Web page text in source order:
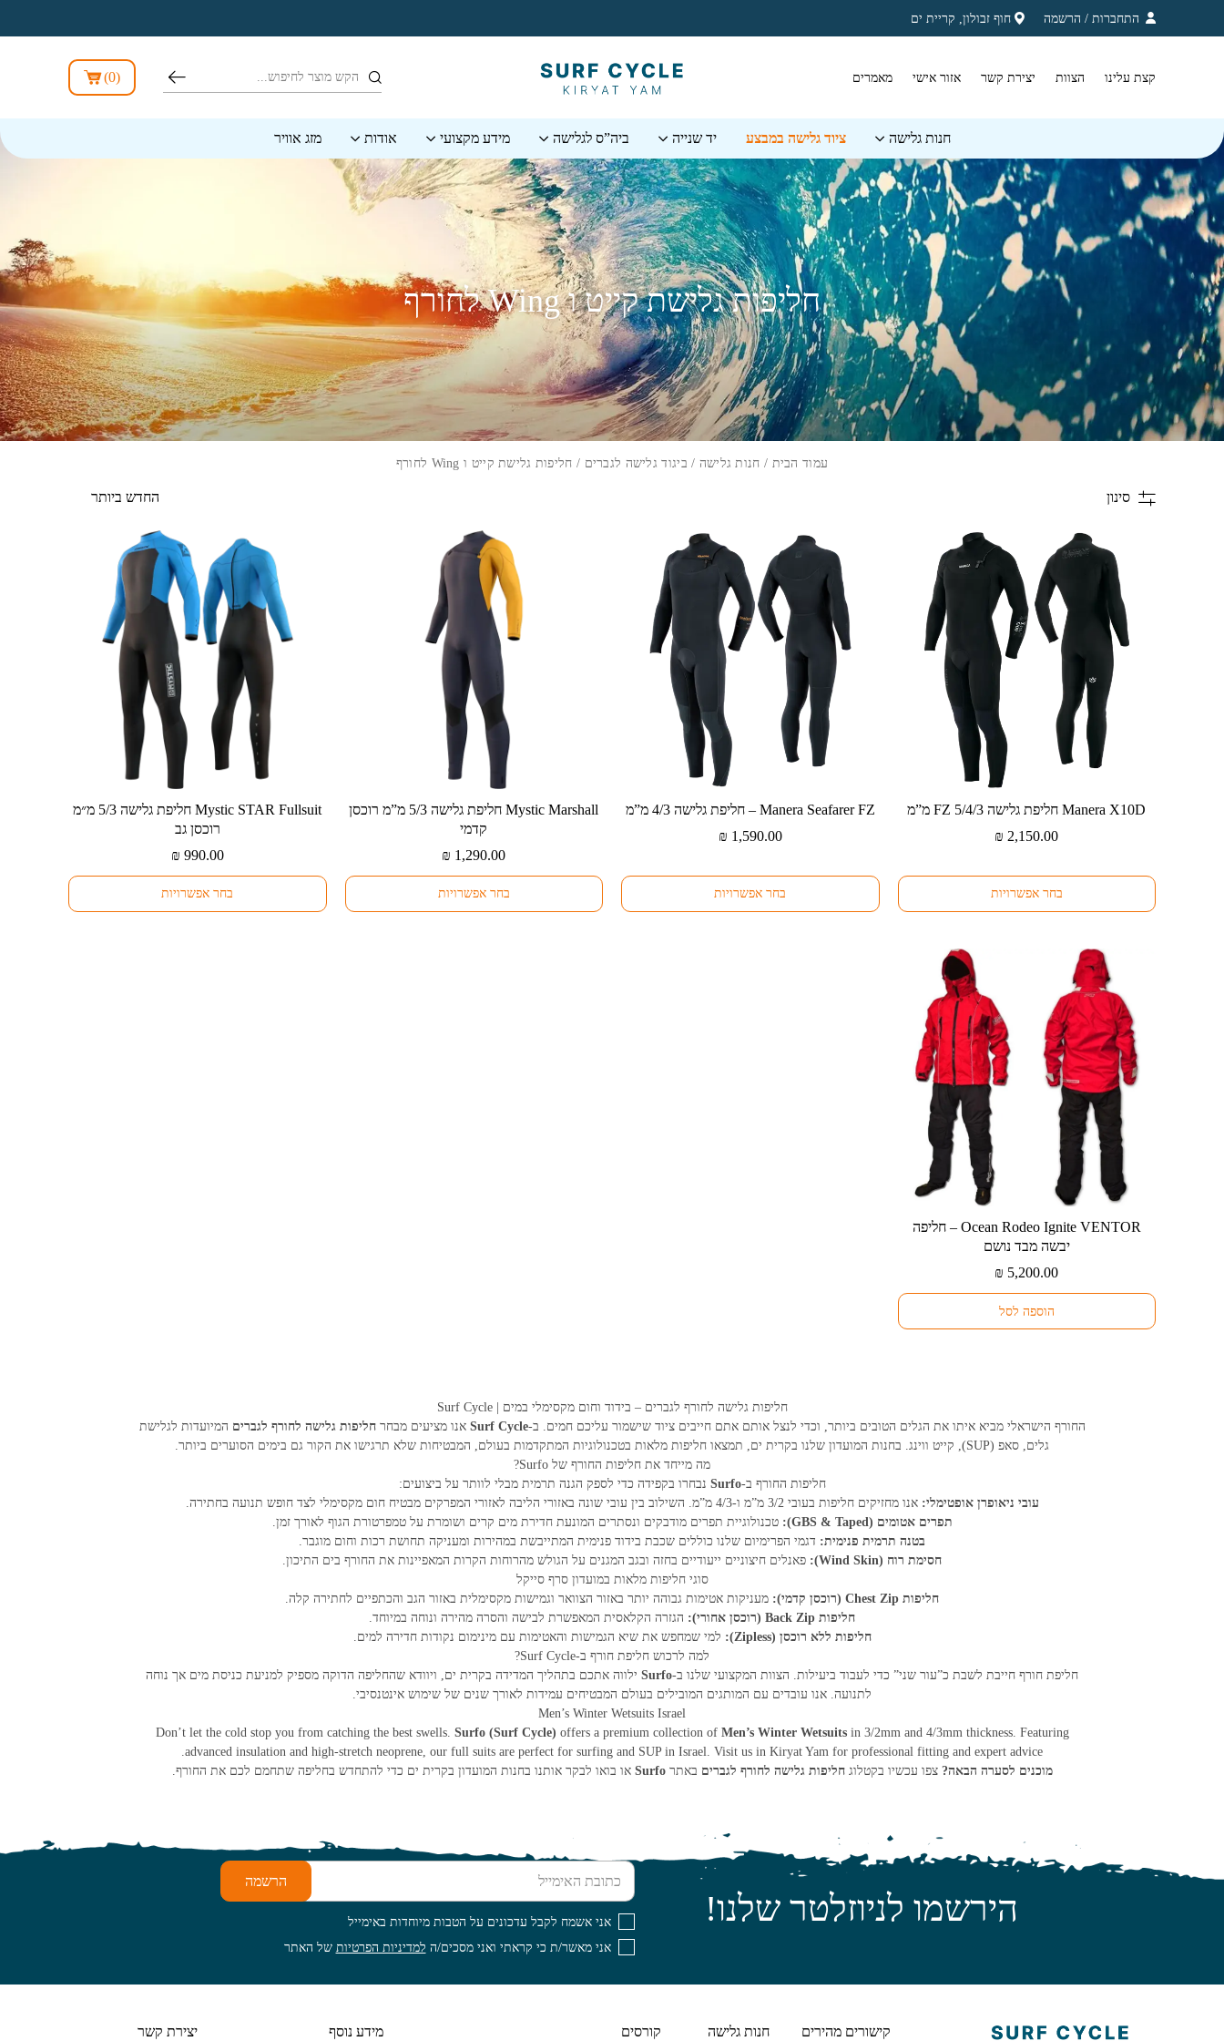
Skip to Content
התחברות / הרשמה חוף זבולון, קריית ים
חיפוש (
0
) קצת עלינו הצוות יצירת קשר אזור אישי מאמרים
חנות גלישה ציוד גלישה במבצע יד שנייה ביה”ס לגלישה מידע מקצועי אודות מזג אוויר
חליפות גלישת קייט ו Wing לחורף
עמוד הבית / חנות גלישה / ביגוד גלישה לגברים / חליפות גלישת קייט ו Wing לחורף
סינון הזמנה בחנות
₪ 2,150.00
בחר אפשרויות
למוצר
סוגים.
ניתן
האפשרויות
המוצר
₪ 1,590.00
בחר אפשרויות
למוצר
סוגים.
ניתן
⁦Mystic Marshall⁩ חליפת גלישה ⁦5/3⁩ מ”מ רוכסן
קדמי
₪ 1,290.00
בחר אפשרויות
למוצר
סוגים.
ניתן
⁦Mystic STAR Fullsuit⁩ חליפת גלישה ⁦5/3⁩ מ״מ
רוכסן גב
₪ 990.00
בחר אפשרויות
למוצר
סוגים.
ניתן
⁦Ocean Rodeo Ignite VENTOR⁩ – חליפה
יבשה מבד נושם
₪ 5,200.00
הוספה לסל
חליפות גלישה לחורף לגברים – בידוד וחום מקסימלי במים | Surf Cycle
החורף הישראלי מביא איתו את הגלים הטובים ביותר, וכדי לנצל אותם אתם חייבים ציוד שישמור עליכם חמים. ב-Surf Cycle אנו מציעים מבחרחליפות גלישה לחורף לגברים המיועדות לגלישת
גלים, סאפ (SUP), קייט ווינג. בחנות המועדון שלנו בקרית ים, תמצאו חליפות מלאות בטכנולוגיות המתקדמות בעולם, המבטיחות שלא תרגישו את הקור גם בימים הסוערים ביותר.
מה מייחד את חליפות החורף של Surfo?
חליפות החורף ב-Surfo נבחרו בקפידה כדי לספק הגנה תרמית מבלי לוותר על ביצועים:
עובי ניאופרן אופטימלי: אנו מחזיקים חליפות בעובי 3/2 מ”מ ו-4/3 מ”מ. השילוב בין עובי שונה באזורי הליבה לאזורי המפרקים מבטיח חום מקסימלי לצד חופש תנועה בחתירה.
תפרים אטומים (GBS & Taped):
טכנולוגיית תפרים מודבקים ונסתרים המונעת חדירת מים קרים ושומרת על טמפרטורת הגוף לאורך זמן.
בטנה תרמית פנימית: דגמי הפרימיום שלנו כוללים שכבת בידוד פנימית המתייבשת במהירות ומעניקה תחושת רכות וחום מוגבר.
חסימת רוח (Wind Skin):
פאנלים חיצוניים ייעודיים בחזה ובגב המגנים על הגולש מהרוחות הקרות המאפיינות את החורף בים התיכון.
סוגי חליפות מלאות במועדון סרף סייקל
חליפות Chest Zip (רוכסן קדמי):
מעניקות אטימות גבוהה יותר באזור הצוואר וגמישות מקסימלית באזור הגב והכתפיים לחתירה קלה.
חליפות Back Zip (רוכסן אחורי):
הגזרה הקלאסית המאפשרת לבישה והסרה מהירה ונוחה במיוחד.
חליפות ללא רוכסן (Zipless):
למי שמחפש את שיא הגמישות והאטימות עם מינימום נקודות חדירה למים.
למה לרכוש חליפת חורף ב-Surf Cycle?
חליפת חורף חייבת לשבת כ”עור שני” כדי לעבוד ביעילות. הצוות המקצועי שלנו ב-Surfo ילווה אתכם בתהליך המדידה בקרית ים, ויוודא שהחליפה הדוקה מספיק למניעת כניסת מים אך נוחה
לתנועה. אנו עובדים עם המותגים המובילים בעולם המבטיחים עמידות לאורך שנים של שימוש אינטנסיבי.
Men’s Winter Wetsuits Israel
Don’t let the cold stop you from catching the best swells. Surfo (Surf Cycle) offers a premium collection of Men’s Winter Wetsuitsin 3/2mm and 4/3mm thickness. Featuring
advanced insulation and high-stretch neoprene, our full suits are perfect for surfing and SUP in Israel. Visit us in Kiryat Yam for professional fitting and expert advice.
מוכנים לסערה הבאה? צפו עכשיו בקטלוגחליפות גלישה לחורף לגברים באתרSurfo או בואו לבקר אותנו בחנות המועדון בקרית ים כדי להתחדש בחליפה שתחמם לכם את החורף.
הירשמו לניוזלטר שלנו!
כתובת האימייל
הרשמה
אני אשמח לקבל עדכונים על הטבות מיוחדות באימייל
אני מאשר/ת כי קראתי ואני מסכים/ה למדיניות הפרטיות של האתר
קישורים מהירים חנות גלישה קורסים מידע נוסף יצירת קשר